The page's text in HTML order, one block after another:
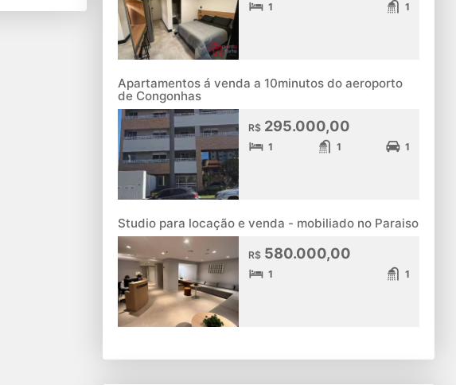
1 1
Apartamentos á venda a 10minutos do aeroporto
de Congonhas
R$ 295.000,00
1 1 1
Studio para locação e venda - mobiliado no Paraiso
R$ 580.000,00
1 1